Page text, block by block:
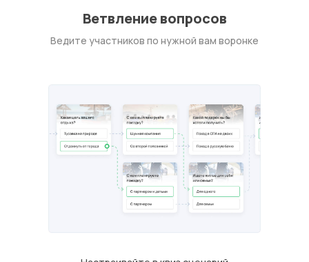
Ветвление вопросов
Ведите участников по нужной вам воронке